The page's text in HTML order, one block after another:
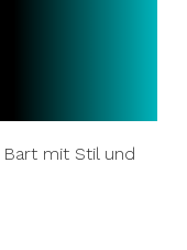
mit Stil und